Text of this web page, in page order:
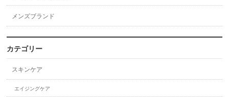
メンズブランド
カテゴリー
スキンケア
エイジングケア